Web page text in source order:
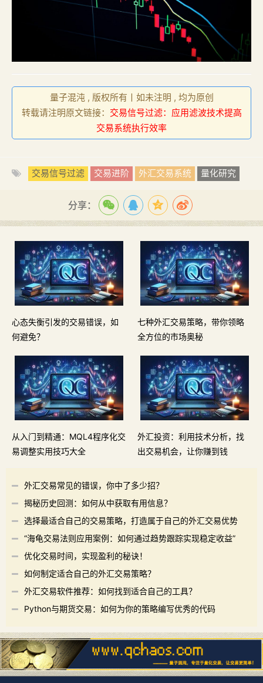
量子混沌 , 版权所有丨如未注明 , 均为原创
转载请注明原文链接： 交易信号过滤：应用滤波技术提高
交易系统执行效率
交易信号过滤 交易进阶 外汇交易系统 量化研究
分享：
心态失衡引发的交易错误，如
何避免？
七种外汇交易策略，带你领略
全方位的市场奥秘
从入门到精通：MQL4程序化交
易调整实用技巧大全
外汇投资：利用技术分析，找
出交易机会，让你赚到钱
外汇交易常见的错误，你中了多少招？
揭秘历史回测：如何从中获取有用信息？
选择最适合自己的交易策略，打造属于自己的外汇交易优势
“海龟交易法则应用案例：如何通过趋势跟踪实现稳定收益”
优化交易时间，实现盈利的秘诀！
如何制定适合自己的外汇交易策略？
外汇交易软件推荐：如何找到适合自己的工具？
Python与期货交易：如何为你的策略编写优秀的代码